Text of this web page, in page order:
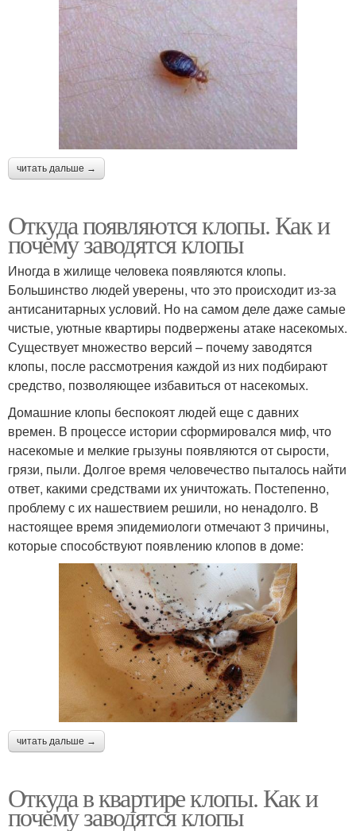
читать дальше →
Откуда появляются клопы. Как и
почему заводятся клопы
Иногда в жилище человека появляются клопы.
Большинство людей уверены, что это происходит из-за
антисанитарных условий. Но на самом деле даже самые
чистые, уютные квартиры подвержены атаке насекомых.
Существует множество версий – почему заводятся
клопы, после рассмотрения каждой из них подбирают
средство, позволяющее избавиться от насекомых.
Домашние клопы беспокоят людей еще с давних
времен. В процессе истории сформировался миф, что
насекомые и мелкие грызуны появляются от сырости,
грязи, пыли. Долгое время человечество пыталось найти
ответ, какими средствами их уничтожать. Постепенно,
проблему с их нашествием решили, но ненадолго. В
настоящее время эпидемиологи отмечают 3 причины,
которые способствуют появлению клопов в доме:
читать дальше →
Откуда в квартире клопы. Как и
почему заводятся клопы